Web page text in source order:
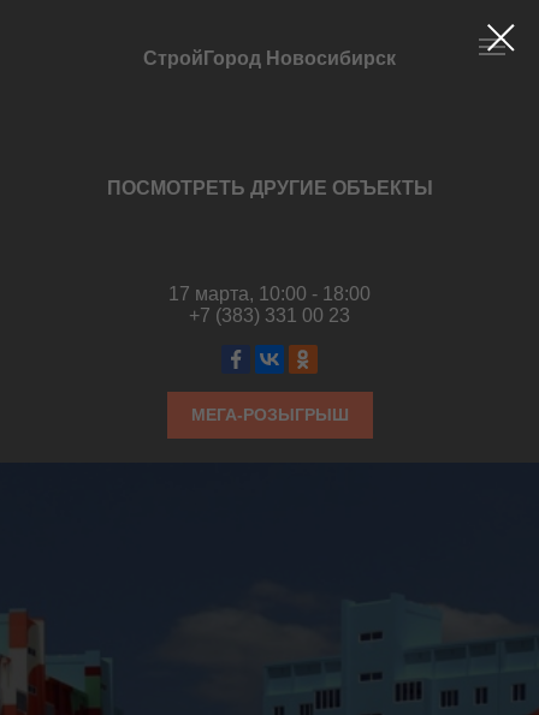
СтройГород Новосибирск
ПОСМОТРЕТЬ ДРУГИЕ ОБЪЕКТЫ
17 марта, 10:00 - 18:00
+7 (383) 331 00 23
МЕГА-РОЗЫГРЫШ